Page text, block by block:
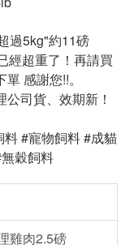
過5kg"約11磅
經超重了！再請買
感謝您!!。
司貨、效期新！
#寵物飼料 #成貓
穀飼料
雞肉2.5磅